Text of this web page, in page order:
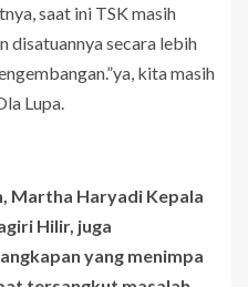
saat ini TSK masih
disatuannya secara lebih
kita masih
Lupa.
Martha Haryadi Kepala
Hilir, juga
yang menimpa